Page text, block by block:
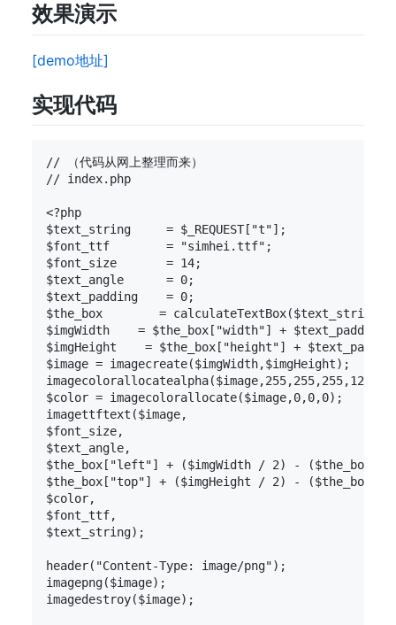
效果演示
[demo地址]
实现代码
// （代码从网上整理而来）
// index.php
<?php
$text_string     = $_REQUEST["t"];
$font_ttf        = "simhei.ttf";
$font_size       = 14;
$text_angle      = 0;
$text_padding    = 0;
$the_box        =
$imgWidth    = $the_box["width"] +
$imgHeight    = $the_box["height"] +
$image = imagecreate($imgWidth,$imgHeight);
imagecolorallocatealpha($image,255,255,255,127);
$color = imagecolorallocate($image,0,0,0);
imagettftext($image,
$font_size,
$text_angle,
$the_box["left"] + ($imgWidth / 2) -
$the_box["top"] + ($imgHeight / 2) -
$color,
$font_ttf,
$text_string);
header("Content-Type: image/png");
imagepng($image);
imagedestroy($image);